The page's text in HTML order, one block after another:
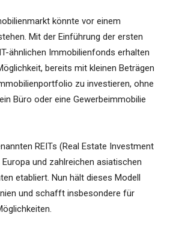
könnte vor einem
Mit der Einführung der ersten
ähnlichen Immobilienfonds erhalten
bereits mit kleinen Beträgen
zu investieren, ohne
Büro oder eine Gewerbeimmobilie
REITs (Real Estate Investment
und zahlreichen asiatischen
etabliert. Nun hält dieses Modell
und schafft insbesondere für